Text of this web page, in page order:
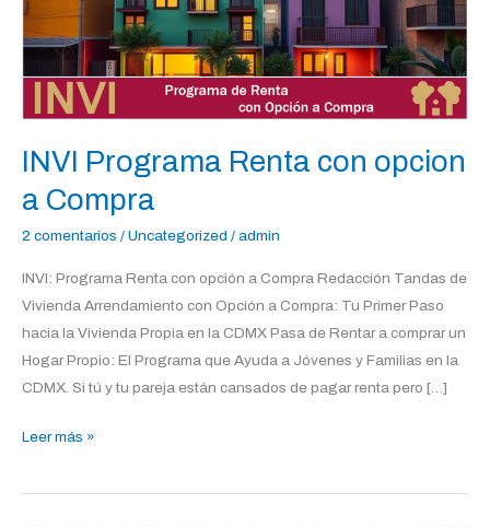
INVI Programa Renta con opcion
a Compra
2 comentarios / Uncategorized / admin
INVI: Programa Renta con opción a Compra Redacción Tandas de
Vivienda Arrendamiento con Opción a Compra: Tu Primer Paso
hacia la Vivienda Propia en la CDMX Pasa de Rentar a comprar un
Hogar Propio: El Programa que Ayuda a Jóvenes y Familias en la
CDMX. Si tú y tu pareja están cansados de pagar renta pero […]
a
Compra
Leer más »